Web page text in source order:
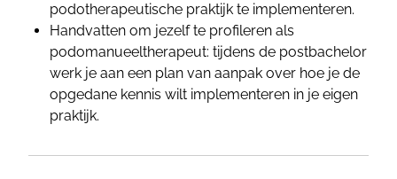
podotherapeutische praktijk te implementeren.
Handvatten om jezelf te profileren als
podomanueeltherapeut: tijdens de postbachelor
werk je aan een plan van aanpak over hoe je de
opgedane kennis wilt implementeren in je eigen
praktijk.